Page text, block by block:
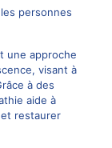
personnes
une approche
visant à
à des
aide à
restaurer